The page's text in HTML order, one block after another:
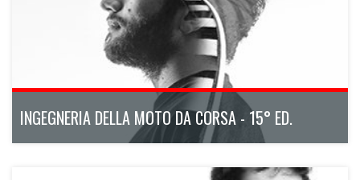
INGEGNERIA DELLA MOTO DA CORSA - 15° ED.